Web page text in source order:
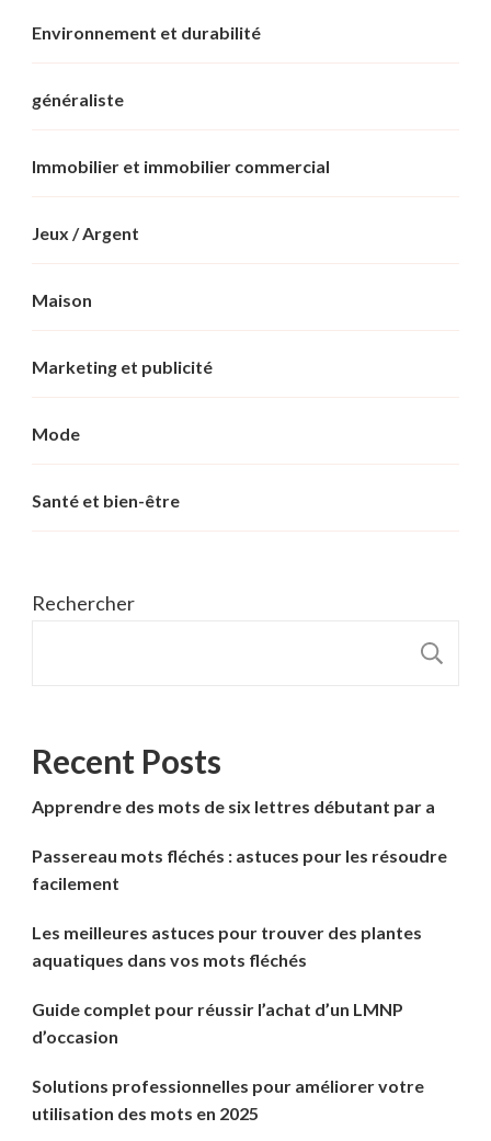
Environnement et durabilité
généraliste
Immobilier et immobilier commercial
Jeux / Argent
Maison
Marketing et publicité
Mode
Santé et bien-être
Rechercher
Recent Posts
Apprendre des mots de six lettres débutant par a
Passereau mots fléchés : astuces pour les résoudre
facilement
Les meilleures astuces pour trouver des plantes
aquatiques dans vos mots fléchés
Guide complet pour réussir l’achat d’un LMNP
d’occasion
Solutions professionnelles pour améliorer votre
utilisation des mots en 2025